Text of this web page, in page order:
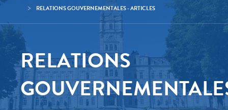
RELATIONS GOUVERNEMENTALES - ARTICLES
RELATIONS